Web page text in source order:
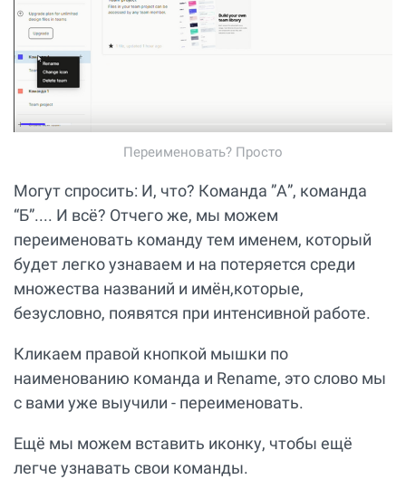
Переименовать? Просто
Могут спросить: И, что? Команда ”А”, команда
“Б”.... И всё? Отчего же, мы можем
переименовать команду тем именем, который
будет легко узнаваем и на потеряется среди
множества названий и имён,которые,
безусловно, появятся при интенсивной работе.
Кликаем правой кнопкой мышки по
наименованию команда и Rename, это слово мы
с вами уже выучили - переименовать.
Ещё мы можем вставить иконку, чтобы ещё
легче узнавать свои команды.